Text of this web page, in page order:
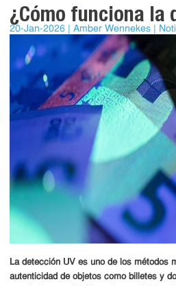
¿Cómo funciona la
20-Jan-2026 Amber Wennekes
La detección UV es uno de los métodos
autenticidad de objetos como billetes y